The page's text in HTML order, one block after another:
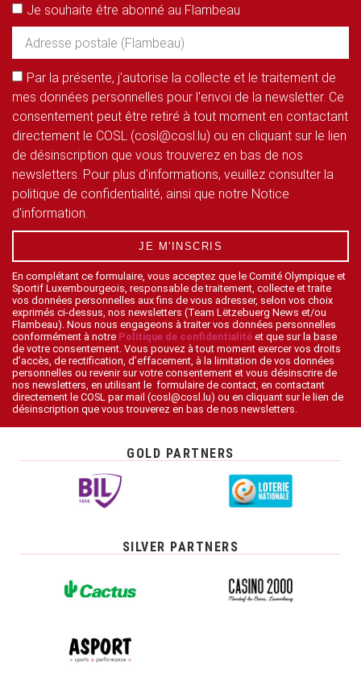
Je souhaite être abonné au Flambeau
Par la présente, j'autorise la collecte et le traitement de
mes données personnelles pour l'envoi de la newsletter. Ce
consentement peut être retiré à tout moment en contactant
directement le COSL (cosl@cosl.lu) ou en cliquant sur le lien
de désinscription que vous trouverez en bas de nos
newsletters. Pour plus d'informations, veuillez consulter la
politique de confidentialité, ainsi que notre Notice
d'information.
JE M'INSCRIS
En complétant ce formulaire, vous acceptez que le Comité Olympique et
Sportif Luxembourgeois, responsable de traitement, collecte et traite
vos données personnelles aux fins de vous adresser, selon vos choix
exprimés ci-dessus, nos newsletters (Team Lëtzebuerg News et/ou
Flambeau). Nous nous engageons à traiter vos données personnelles
conformément à notre Politique de confidentialité et que sur la base
de votre consentement. Vous pouvez à tout moment exercer vos droits
d’accès, de rectification, d’effacement, à la limitation de vos données
personnelles ou revenir sur votre consentement et vous désinscrire de
nos newsletters, en utilisant le formulaire de contact, en contactant
directement le COSL par mail (cosl@cosl.lu) ou en cliquant sur le lien de
désinscription que vous trouverez en bas de nos newsletters.
GOLD PARTNERS
SILVER PARTNERS